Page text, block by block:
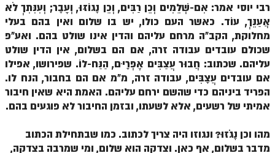
פרשת שמיני מתחילים
פרשת שמיני מתקדמים
ספר הזוהר פרשת תזריע למתקדמים
זוהר מצורע מתחילים
זוהר אחרי מות למתחילים
רבי יוסי אמר: אִם-שְׁלֵמִים וְכֵן רַבִּים, וְכֵן נָגוֹזּוּ, וְעָבָר; וְעִנִּתִךְ לֹא
אֲעַנֵּךְ, עוֹד. כאשר העם כולו, יש בו שלום ואין בהם בעלי
מחלוקת, הקב"ה מרחם עליהם והדין אינו שולט בהם. ואע"פ
שכולם עובדים עבודה זרה, אם הם בשלום, אין הדין שולט
עליהם. שכתוב: חֲבוּר עֲצַבִּים אֶפְרָיִם, הַנַּח-לוֹ. שפירושו, אפילו
אם עובדים עֲצָבִּים, עבודה זרה, מ"מ אם הם בחבור, הנח לו.
הפריד ביניהם כדי שהשם ירחם עליהם. האמת היא שאין חיבור
אמיתי של רשעים, אלא לשעתו, ובזמן החיבור לא פוגעים בהם.
מהו וכן נָגׂזוּ? ונגוזו היה צריך לכתוב. כמו שבתחילת הכתוב
מדבר בשלום, אף כאן. וצדקה הוא שלום, ומי שמרבה בצדקה,